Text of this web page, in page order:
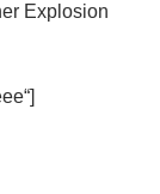
Explosion